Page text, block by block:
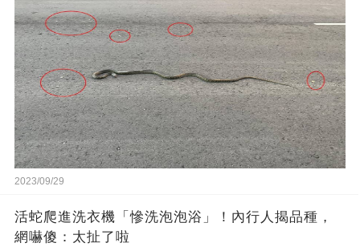
2023/09/29
活蛇爬進洗衣機「慘洗泡泡浴」！內行人揭品種，
網嚇傻：太扯了啦